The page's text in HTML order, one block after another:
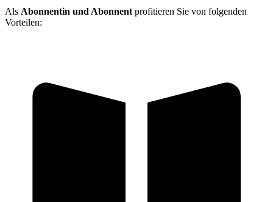
Als Abonnentin und Abonnentprofitieren Sie von folgenden
Vorteilen: